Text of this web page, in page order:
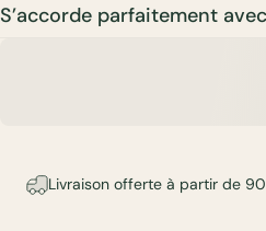
S’accorde parfaitement avec
Livraison offerte à partir de 90